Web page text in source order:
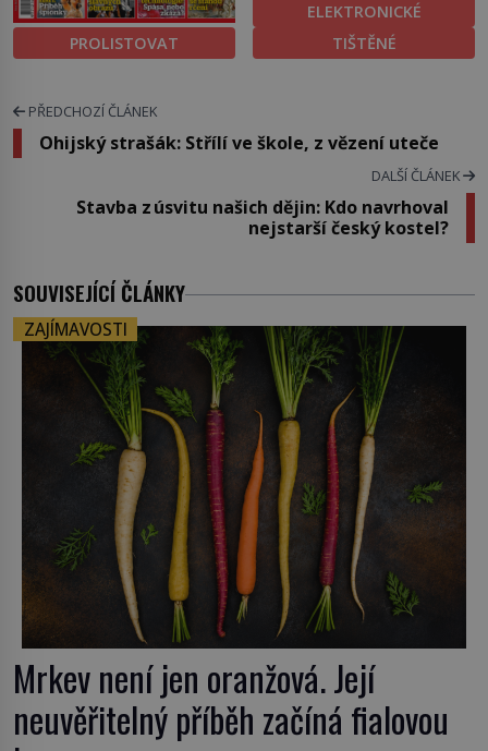
PROLISTOVAT
ELEKTRONICKÉ
TIŠTĚNÉ
PŘEDCHOZÍ ČLÁNEK
Ohijský strašák: Střílí ve škole, z vězení uteče
DALŠÍ ČLÁNEK
Stavba z úsvitu našich dějin: Kdo navrhoval
nejstarší český kostel?
SOUVISEJÍCÍ ČLÁNKY
ZAJÍMAVOSTI
Mrkev není jen oranžová. Její
neuvěřitelný příběh začíná fialovou